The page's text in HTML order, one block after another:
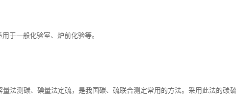
于一般化验室、炉前化验等。
测碳、碘量法定硫，是我国碳、硫联合测定常用的方法。采用此法的碳